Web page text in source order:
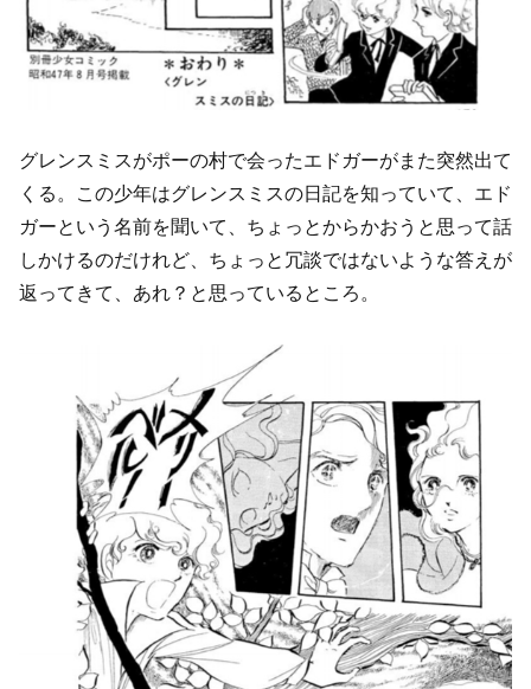
グレンスミスがポーの村で会ったエドガーがまた突然出て
くる。この少年はグレンスミスの日記を知っていて、エド
ガーという名前を聞いて、ちょっとからかおうと思って話
しかけるのだけれど、ちょっと冗談ではないような答えが
返ってきて、あれ？と思っているところ。